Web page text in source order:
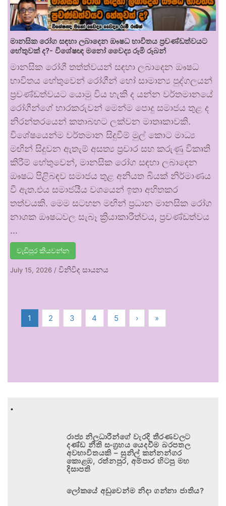
මානසික රෝග සඳහා ලබාදෙන ඖෂධ භාවිතය ප්‍රචණ්ඩත්වයට
හේතුවක් ද?- විශේෂඥ මනෝ වෛද්‍ය රූමි රූබන්
මානසික රෝගී තත්ත්වයන් සඳහා ලබාදෙන ඖෂධ
භාවිතය හේතුවෙන් රෝගීන් හෝ සාමාන්‍ය පුද්ගලයන්
ප්‍රචණ්ඩත්වයට යොමු විය හැකි ද යන්න වර්තමානයේ
රෝගීන්ගේ භාරකරුවන් මෙන්ම පොදු සමාජය තුළ ද
නිරන්තරයෙන් කතාබහට ලක්වන මාතෘකාවකි.
විශේෂයෙන්ම වර්තමාන සිදුවීම් මුල් කොට මාධ්‍ය
මඟින් සිදුවන ඇතැම් අසත්‍ය ප්‍රචාර සහ කරුණු විකෘති
කිරීම් හේතුවෙන්, මානසික රෝග සඳහා ලබාදෙන
ඖෂධ පිළිබඳව සමාජය තුළ අනියත බියක් නිර්මාණය
වී ඇත.එය සමාජයීය වශයෙන් ඉතා අහිතකර
තත්වයකි. මෙම සටහන මඟින් ප්‍රධාන මානසික රෝග
නාශක ඖෂධවල සැබෑ ක්‍රියාකාරීත්වය, ප්‍රචණ්ඩත්වය
…
වැඩිපුර කියවන්න
July 15, 2026 / විනිවිද සායනය
1 2 3 4 5 › »
.
රාජ්‍ය නිලධාරීන්ගේ වැරදි තීරණවලට
දණ්ඩ නීති සංග්‍රහය යෙදවීම බරපතල
අවභාවිතයකි – සුනිල් කන්නන්ගර
කොළඹ, රත්නපුර, අම්පාර හිටපු මහ
දිසාපති
ලෝකයේ අඩුවෙන්ම නිදා ගන්නා ජාතිය?